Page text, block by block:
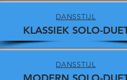
DANSSTIJL
KLASSIEK SOLO-
DANSSTIJL